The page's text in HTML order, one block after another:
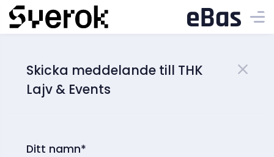
Skicka meddelande till THK
Lajv & Events
Ditt namn*